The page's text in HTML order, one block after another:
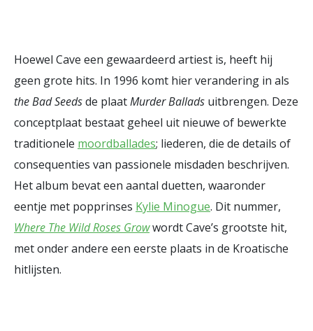
Hoewel Cave een gewaardeerd artiest is, heeft hij
geen grote hits. In 1996 komt hier verandering in als
the Bad Seedsde plaatMurder Ballads uitbrengen. Deze
conceptplaat bestaat geheel uit nieuwe of bewerkte
traditionele moordballades; liederen, die de details of
consequenties van passionele misdaden beschrijven.
Het album bevat een aantal duetten, waaronder
eentje met popprinses Kylie Minogue. Dit nummer,
Where The Wild Roses Growwordt Cave’s grootste hit,
met onder andere een eerste plaats in de Kroatische
hitlijsten.